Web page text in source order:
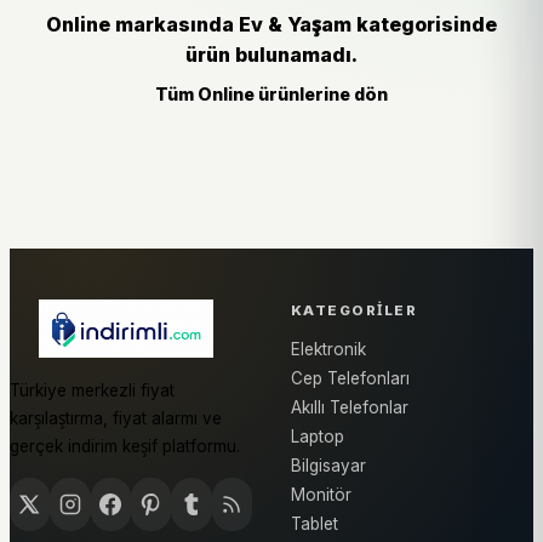
Online markasında Ev & Yaşam kategorisinde
ürün bulunamadı.
Tüm Online ürünlerine dön
Türkiye merkezli fiyat
karşılaştırma, fiyat alarmı ve
gerçek indirim keşif platformu.
KATEGORILER
Elektronik
Cep Telefonları
Akıllı Telefonlar
Laptop
Bilgisayar
Monitör
Tablet